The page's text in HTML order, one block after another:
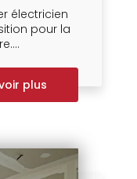
électricien
pour la
plus